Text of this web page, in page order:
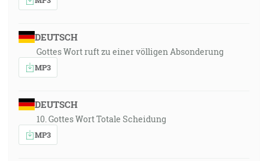
DEUTSCH
Gottes Wort ruft zu einer völligen Absonderung
MP3
DEUTSCH
10. Gottes Wort Totale Scheidung
MP3